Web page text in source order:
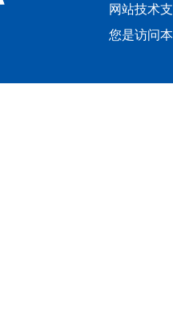
网站技术
您是访问